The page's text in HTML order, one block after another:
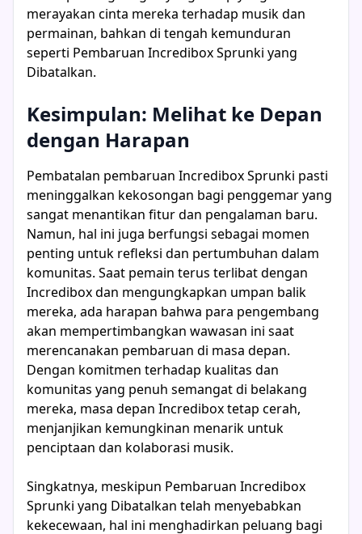
merayakan cinta mereka terhadap musik dan
permainan, bahkan di tengah kemunduran
seperti Pembaruan Incredibox Sprunki yang
Dibatalkan.
Kesimpulan: Melihat ke Depan
dengan Harapan
Pembatalan pembaruan Incredibox Sprunki pasti
meninggalkan kekosongan bagi penggemar yang
sangat menantikan fitur dan pengalaman baru.
Namun, hal ini juga berfungsi sebagai momen
penting untuk refleksi dan pertumbuhan dalam
komunitas. Saat pemain terus terlibat dengan
Incredibox dan mengungkapkan umpan balik
mereka, ada harapan bahwa para pengembang
akan mempertimbangkan wawasan ini saat
merencanakan pembaruan di masa depan.
Dengan komitmen terhadap kualitas dan
komunitas yang penuh semangat di belakang
mereka, masa depan Incredibox tetap cerah,
menjanjikan kemungkinan menarik untuk
penciptaan dan kolaborasi musik.
Singkatnya, meskipun Pembaruan Incredibox
Sprunki yang Dibatalkan telah menyebabkan
kekecewaan, hal ini menghadirkan peluang bagi